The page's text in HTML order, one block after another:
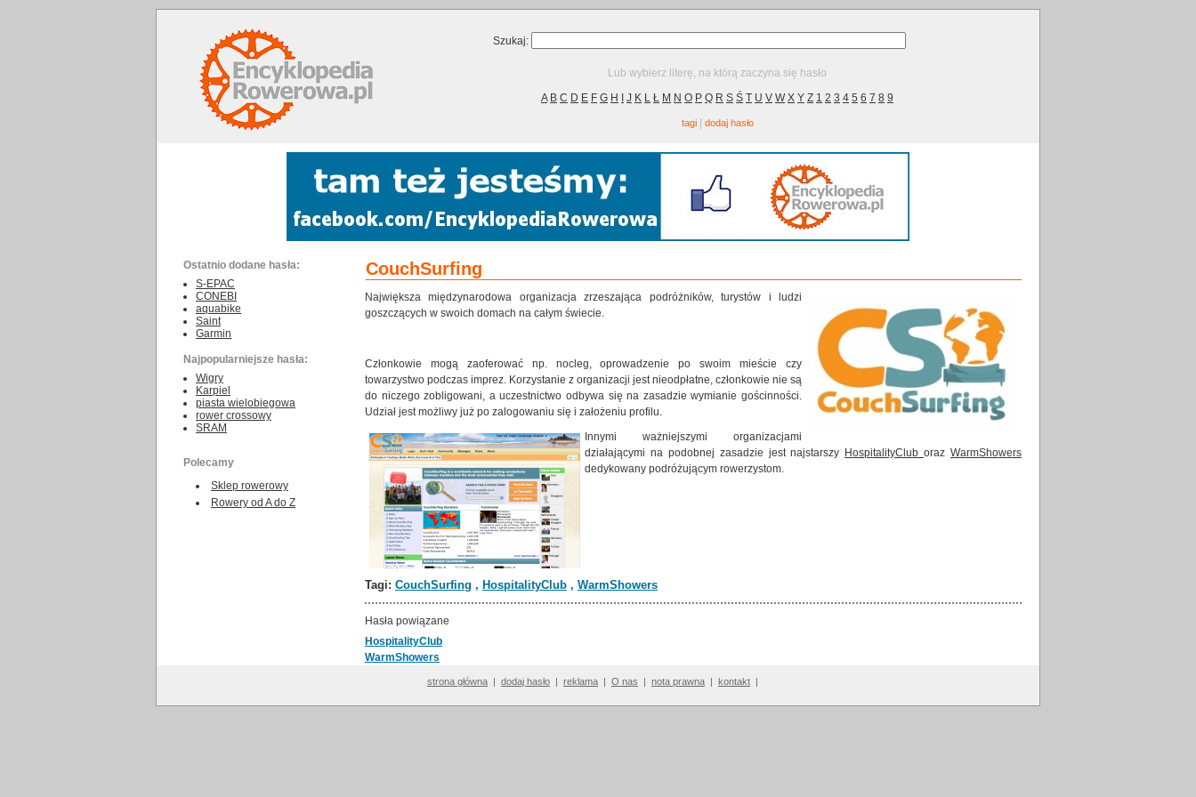
Szukaj:
Lub wybierz literę, na którą zaczyna się hasło
A B C D E F G H J K L Ł M N O P Q R S Ś T U V W X Y Z 1 2 3 4 5 6 7 8 9
tagi| dodaj hasło
Ostatnio dodane hasła:
S-EPAC
CONEBI
aquabike
Saint
Garmin
Najpopularniejsze hasła:
Wigry
Karpiel
piasta wielobiegowa
rower crossowy
SRAM
Polecamy
Sklep rowerowy
Rowery od A do Z
CouchSurfing
Największa międzynarodowa organizacja zrzeszająca podróżników, turystów i ludzi
goszczących w swoich domach na całym świecie.
Członkowie mogą zaoferować np. nocleg, oprowadzenie po swoim mieście czy
towarzystwo podczas imprez. Korzystanie z organizacji jest nieodpłatne, członkowie nie są
do niczego zobligowani, a uczestnictwo odbywa się na zasadzie wymianie gościnności.
Udział jest możliwy już po zalogowaniu się i założeniu profilu.
Innymi ważniejszymi organizacjami
działającymi na podobnej zasadzie jest najstarszy HospitalityCluboraz WarmShowers
dedykowany podróżującym rowerzystom.
Tagi: CouchSurfing , HospitalityClub , WarmShowers
Hasła powiązane
HospitalityClub
WarmShowers
strona główna | dodaj hasło | reklama | O nas | nota prawna | kontakt |